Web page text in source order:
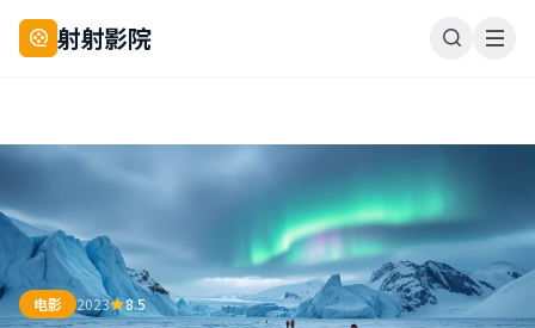
射射影院
首页 作品详情 7
电影 2023 8.5